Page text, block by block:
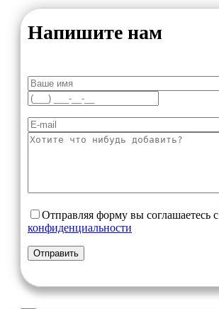
Напишите нам
Отправляя форму вы соглашаетесь с
конфиденциальности